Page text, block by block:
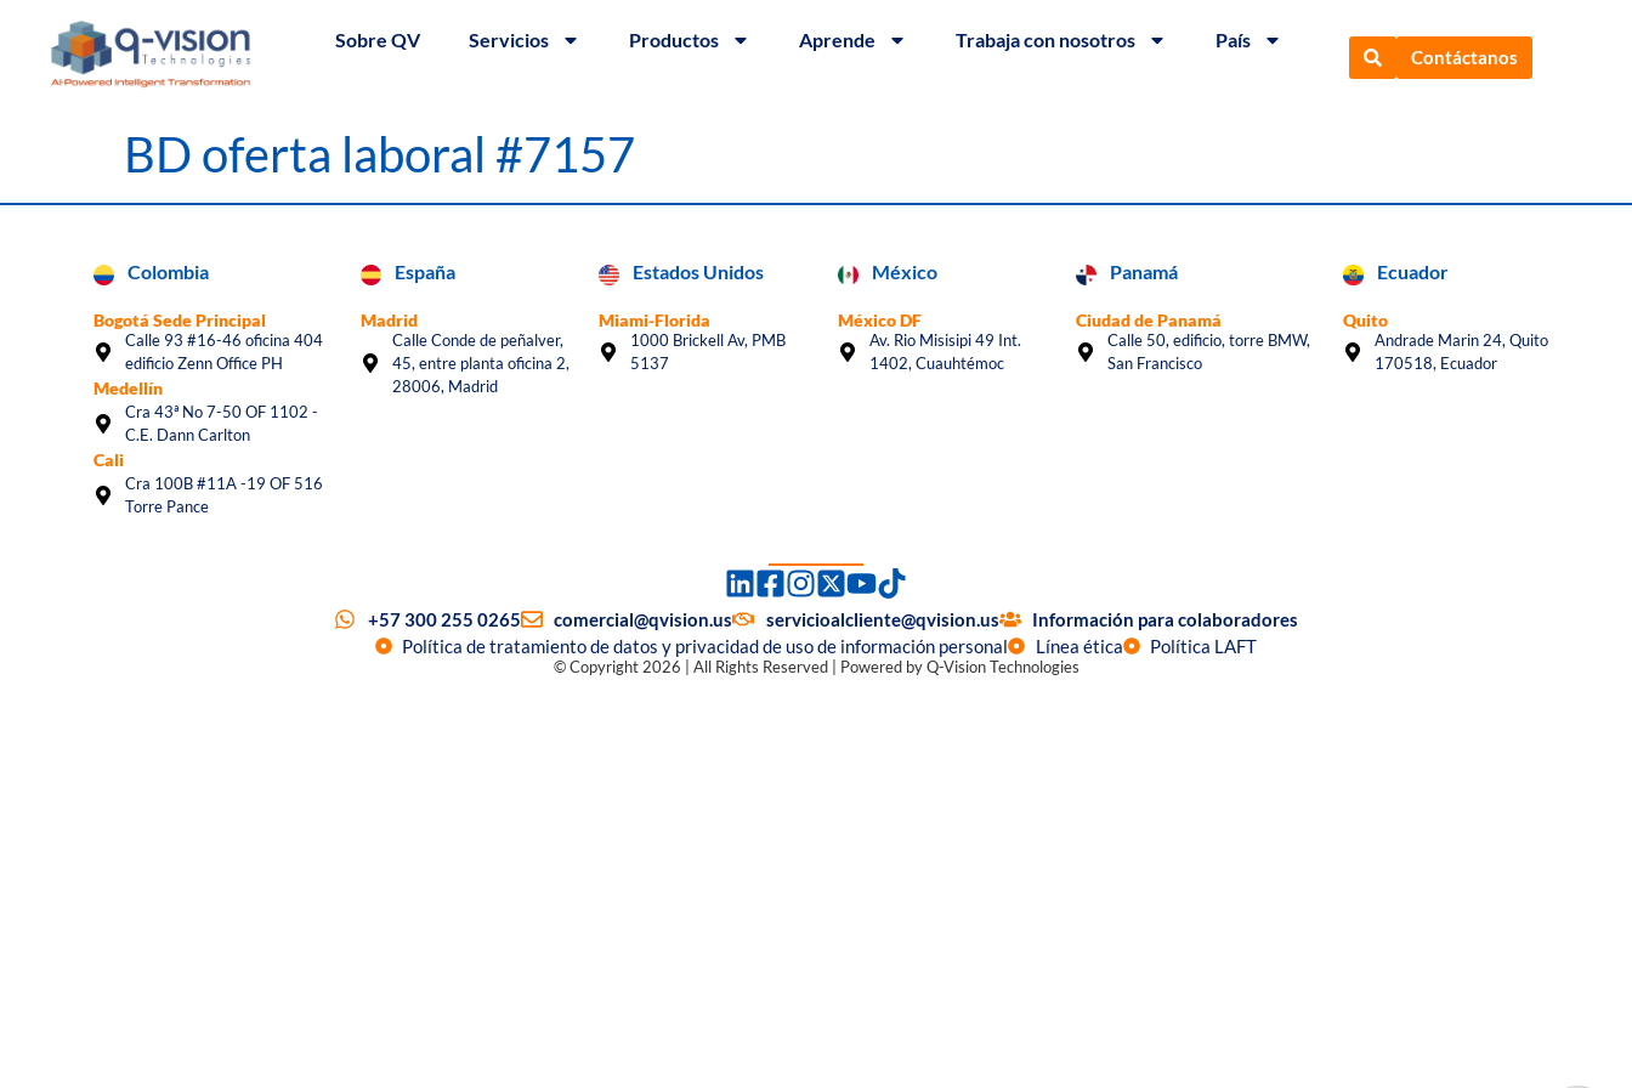
Sobre QV Servicios Productos Aprende Trabaja con nosotros País
Contáctanos
BD oferta laboral #7157
Colombia
Bogotá Sede Principal
Calle 93 #16-46 oficina 404
edificio Zenn Office PH
Medellín
Cra 43ª No 7-50 OF 1102 -
C.E. Dann Carlton
Cali
Cra 100B #11A -19 OF 516
Torre Pance
España
Madrid
Calle Conde de peñalver,
45, entre planta oficina 2,
28006, Madrid
Estados Unidos
Miami-Florida
1000 Brickell Av, PMB
5137
México
México DF
Av. Rio Misisipi 49 Int.
1402, Cuauhtémoc
Panamá
Ciudad de Panamá
Calle 50, edificio, torre BMW,
San Francisco
Ecuador
Quito
Andrade Marin 24, Quito
170518, Ecuador
+57 300 255 0265 comercial@qvision.us servicioalcliente@qvision.us
Información para colaboradores
Política de tratamiento de datos y privacidad de uso de información personal
Línea ética Política LAFT
© Copyright 2026 | All Rights Reserved | Powered by Q-Vision Technologies